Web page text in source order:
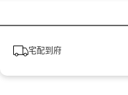
宅配到府